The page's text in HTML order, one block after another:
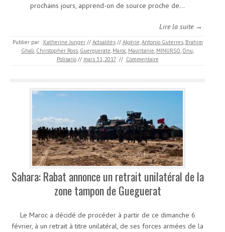
prochains jours, apprend-on de source proche de…
Lire la suite →
Publier par : Katherine Junger // Actualités // Algérie,Antonio Guterres, Brahim
Ghali, Christopher Ross, Guerguerate, Maroc, Mauritanie, MINURSO, Onu,
Polisario // mars 31, 2017 // Commentaire
Sahara: Rabat annonce un retrait unilatéral de la
zone tampon de Gueguerat
Le Maroc a décidé de procéder à partir de ce dimanche 6
février, à un retrait à titre unilatéral, de ses forces armées de la